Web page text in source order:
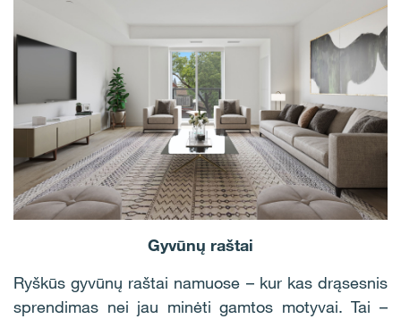
Gyvūnų raštai
Ryškūs gyvūnų raštai namuose – kur kas drąsesnis
sprendimas nei jau minėti gamtos motyvai. Tai –